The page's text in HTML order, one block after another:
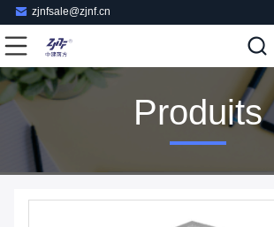
zjnfsale@zjnf.cn
Produits